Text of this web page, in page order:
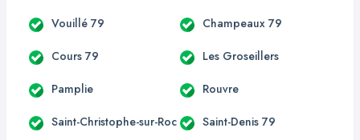
Vouillé 79 Champeaux 79
Cours 79 Les Groseillers
Pamplie Rouvre
Saint-Christophe-sur-Roc Saint-Denis 79